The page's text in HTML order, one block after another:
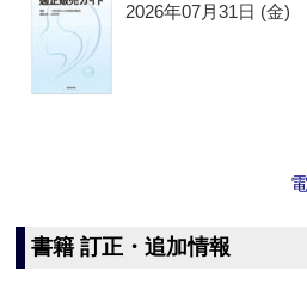
2026年07月31日 (金)
書籍 訂正・追加情報